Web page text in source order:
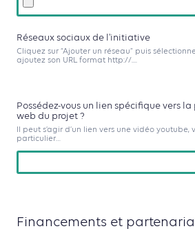
Réseaux sociaux de l'initiative
Cliquez sur “Ajouter un réseau” puis
ajoutez son URL format http://....
Possédez-vous un lien spécifique vers
web du projet ?
Il peut s’agir d’un lien vers une vidéo youtube,
particulier…
Financements et